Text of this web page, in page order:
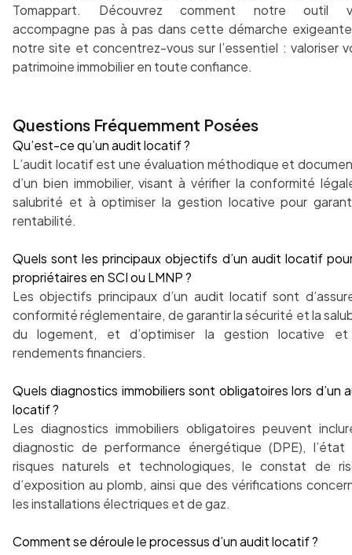
Tomappart. Découvrez comment notre outil
accompagne pas à pas dans cette démarche
notre site et concentrez-vous sur l’essentiel : valoriser
patrimoine immobilier en toute confiance.
Questions Fréquemment Posées
Qu’est-ce qu’un audit locatif ?
L’audit locatif est une évaluation méthodique et
d’un bien immobilier, visant à vérifier la conformité
salubrité et à optimiser la gestion locative pour
rentabilité.
Quels sont les principaux objectifs d’un audit locatif
propriétaires en SCI ou LMNP ?
Les objectifs principaux d’un audit locatif sont
conformité réglementaire, de garantir la sécurité et la
du logement, et d’optimiser la gestion locative
rendements financiers.
Quels diagnostics immobiliers sont obligatoires lors d’un
locatif ?
Les diagnostics immobiliers obligatoires peuvent
diagnostic de performance énergétique (DPE), l’état
risques naturels et technologiques, le constat de
d’exposition au plomb, ainsi que des vérifications
les installations électriques et de gaz.
Comment se déroule le processus d’un audit locatif ?